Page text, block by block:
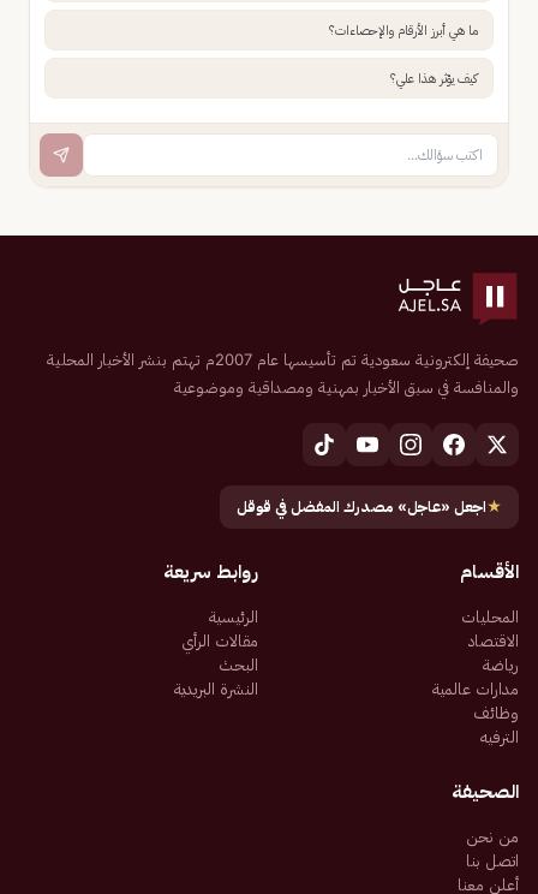
ما هي أبرز الأرقام والإحصاءات؟
كيف يؤثر هذا علي؟
صحيفة إلكترونية سعودية تم تأسيسها عام 2007م تهتم بنشر الأخبار المحلية
والمنافسة في سبق الأخبار بمهنية ومصداقية وموضوعية
★اجعل «عاجل» مصدرك المفضل في قوقل
الأقسام
المحليات
الاقتصاد
رياضة
مدارات عالمية
وظائف
الترفيه
روابط سريعة
الرئيسية
مقالات الرأي
البحث
النشرة البريدية
الصحيفة
من نحن
اتصل بنا
أعلن معنا